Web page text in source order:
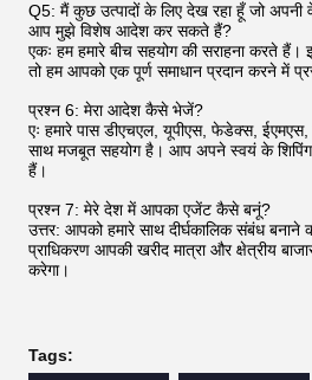
Q5: मैं कुछ उत्पादों के लिए देख रहा हूँ जो अपनी
आप मुझे विशेष आदेश कर सकते हैं?
एकः हम हमारे बीच सहयोग की सराहना करते हैं।
तो हम आपको एक पूर्ण समाधान प्रदान करने में
प्रश्न 6: मेरा आदेश कैसे भेजें?
एः हमारे पास डीएचएल, यूपीएस, फेडेक्स, ईएमएस,
साथ मजबूत सहयोग है। आप अपने स्वयं के
हैं।
प्रश्न 7: मेरे देश में आपका एजेंट कैसे बनूं?
उत्तर: आपको हमारे साथ दीर्घकालिक संबंध बनाने
प्राधिकरण आपकी खरीद मात्रा और क्षेत्रीय
करेगा।
Tags: